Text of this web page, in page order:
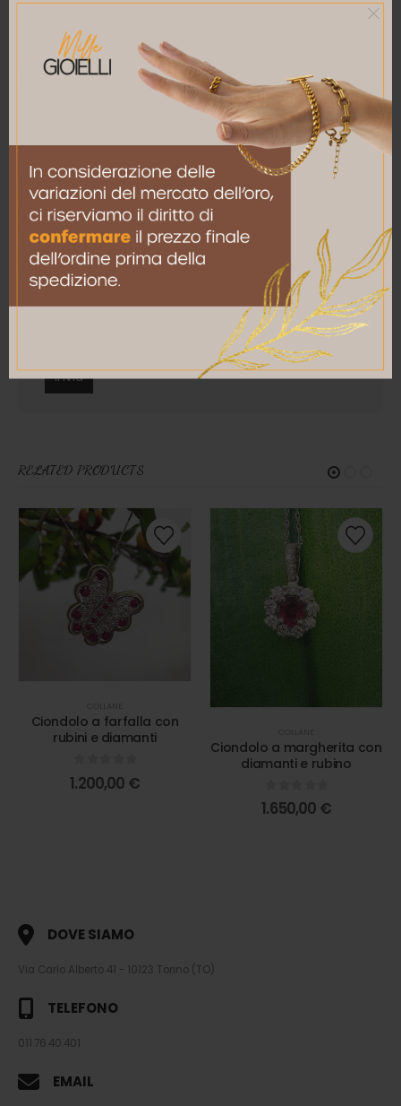
La tua recensione*
Nome*
Email*
Salva il mio nome, email e sito web in questo
browser per la prossima volta che commento.
RELATED PRODUCTS
Ciondolo a farfalla con
rubini e diamanti
0out of 5
1.200,00 €
Ciondolo a margherita con
diamanti e rubino
0out of 5
1.650,00 €
DOVE SIAMO
Via Carlo Alberto 41 - 10123 Torino (TO)
TELEFONO
011.76.40.401
EMAIL